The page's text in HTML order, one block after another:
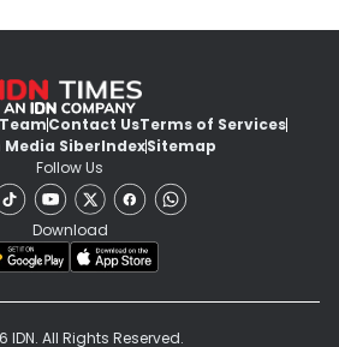
Contact UsTerms of Services
SiberIndexSitemap
Follow Us
Download
IDN. All Rights Reserved.